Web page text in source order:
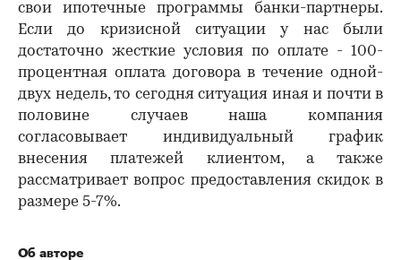
свои ипотечные программы банки-партнеры.
Если до кризисной ситуации у нас были
достаточно жесткие условия по оплате - 100-
процентная оплата договора в течение одной-
двух недель, то сегодня ситуация иная и почти в
половине случаев наша компания
согласовывает индивидуальный график
внесения платежей клиентом, а также
рассматривает вопрос предоставления скидок в
размере 5-7%.
Об авторе